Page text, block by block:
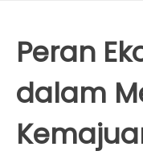
Peran
dalam